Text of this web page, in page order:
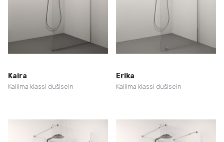
Kaira
Kallima klassi dušisein
Erika
Kallima klassi dušisein